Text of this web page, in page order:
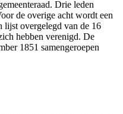
Drie leden
de overige acht wordt een
lijst overgelegd van de 16
hebben verenigd. De
1851 samengeroepen